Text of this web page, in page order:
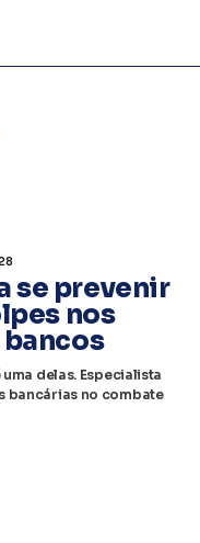
se prevenir
nos
delas. Especialista
bancárias no combate